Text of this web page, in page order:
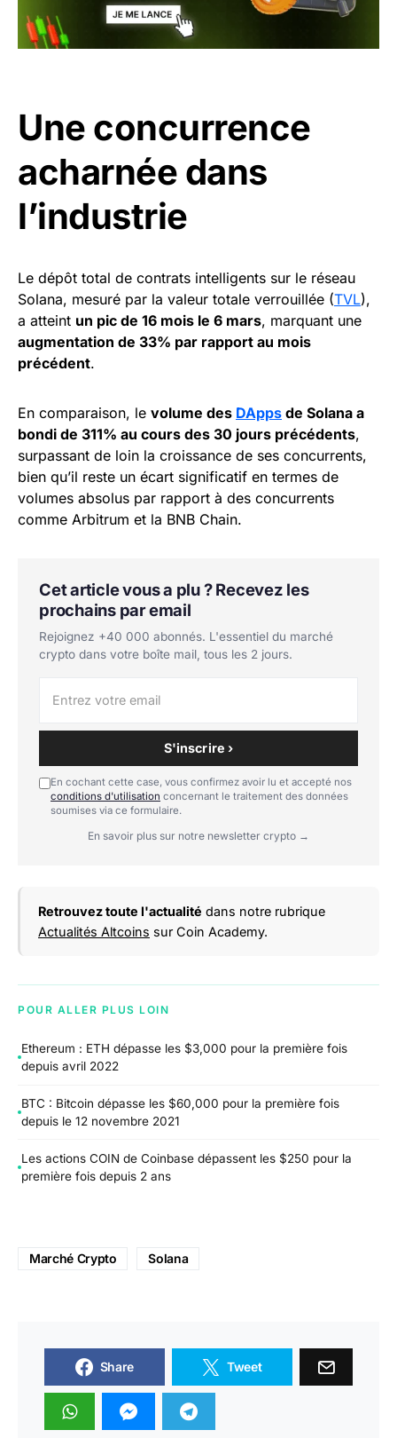
Une concurrence
acharnée dans
l’industrie
Le dépôt total de contrats intelligents sur le réseau
Solana, mesuré par la valeur totale verrouillée (TVL),
a atteint un pic de 16 mois le 6 mars, marquant une
augmentation de 33% par rapport au mois
précédent.
En comparaison, le volume des DApps de Solana a
bondi de 311% au cours des 30 jours précédents,
surpassant de loin la croissance de ses concurrents,
bien qu’il reste un écart significatif en termes de
volumes absolus par rapport à des concurrents
comme Arbitrum et la BNB Chain.
Cet article vous a plu ? Recevez les
prochains par email
Rejoignez +40 000 abonnés. L'essentiel du marché
crypto dans votre boîte mail, tous les 2 jours.
S'inscrire ›
En cochant cette case, vous confirmez avoir lu et accepté nos
conditions d'utilisation concernant le traitement des données
soumises via ce formulaire.
En savoir plus sur notre newsletter crypto →
Retrouvez toute l'actualité dans notre rubrique
Actualités Altcoins sur Coin Academy.
POUR ALLER PLUS LOIN
Ethereum : ETH dépasse les $3,000 pour la première fois
depuis avril 2022
BTC : Bitcoin dépasse les $60,000 pour la première fois
depuis le 12 novembre 2021
Les actions COIN de Coinbase dépassent les $250 pour la
première fois depuis 2 ans
Marché Crypto Solana
Share Tweet